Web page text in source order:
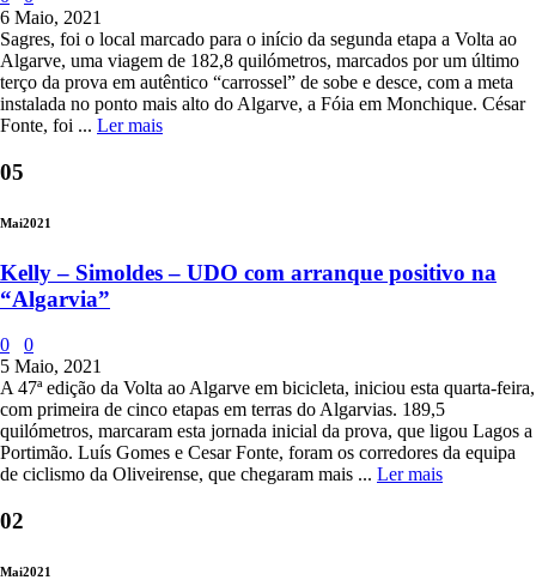
6 Maio, 2021
Sagres, foi o local marcado para o início da segunda etapa a Volta ao
Algarve, uma viagem de 182,8 quilómetros, marcados por um último
terço da prova em autêntico “carrossel” de sobe e desce, com a meta
instalada no ponto mais alto do Algarve, a Fóia em Monchique. César
Fonte, foi ... Ler mais
05
Mai2021
Kelly – Simoldes – UDO com arranque positivo na
“Algarvia”
0
0
5 Maio, 2021
A 47ª edição da Volta ao Algarve em bicicleta, iniciou esta quarta-feira,
com primeira de cinco etapas em terras do Algarvias. 189,5
quilómetros, marcaram esta jornada inicial da prova, que ligou Lagos a
Portimão. Luís Gomes e Cesar Fonte, foram os corredores da equipa
de ciclismo da Oliveirense, que chegaram mais ... Ler mais
02
Mai2021